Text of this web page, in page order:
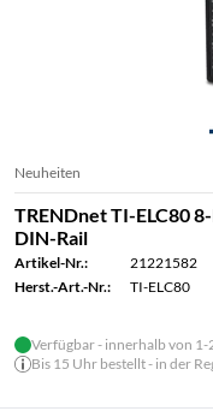
Neuheiten
TRENDnet TI-ELC80
DIN-Rail
Artikel-Nr.:
21221582
Herst.-Art.-Nr.:
TI-ELC80
Verfügbar - innerhalb von 1-
Bis 15 Uhr bestellt - in der